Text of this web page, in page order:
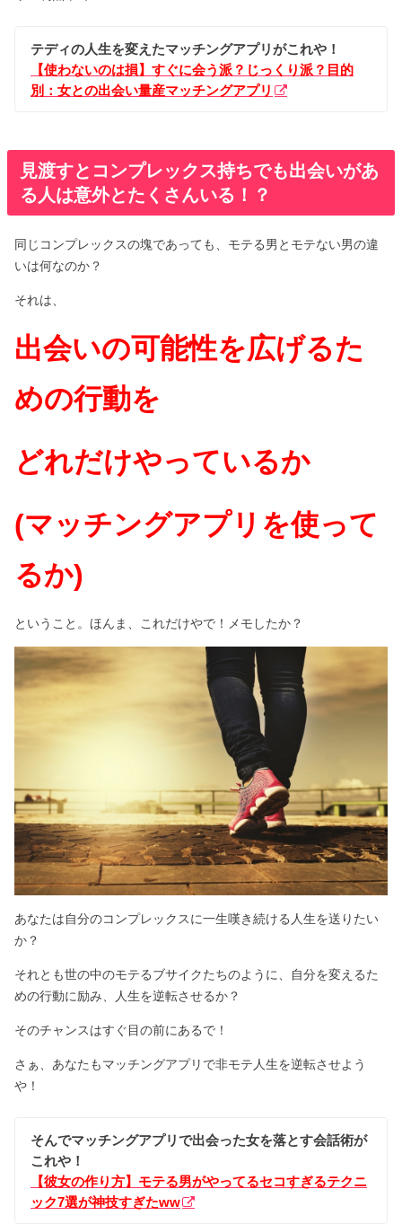
テディの人生を変えたマッチングアプリがこれや！
【使わないのは損】すぐに会う派？じっくり派？目的
別：女との出会い量産マッチングアプリ
見渡すとコンプレックス持ちでも出会いがあ
る人は意外とたくさんいる！？
同じコンプレックスの塊であっても、モテる男とモテない男の違
いは何なのか？
それは、
出会いの可能性を広げるた
めの行動を
どれだけやっているか
(マッチングアプリを使って
るか)
ということ。ほんま、これだけやで！メモしたか？
あなたは自分のコンプレックスに一生嘆き続ける人生を送りたい
か？
それとも世の中のモテるブサイクたちのように、自分を変えるた
めの行動に励み、人生を逆転させるか？
そのチャンスはすぐ目の前にあるで！
さぁ、あなたもマッチングアプリで非モテ人生を逆転させよう
や！
そんでマッチングアプリで出会った女を落とす会話術が
これや！
【彼女の作り方】モテる男がやってるセコすぎるテクニ
ック7選が神技すぎたww